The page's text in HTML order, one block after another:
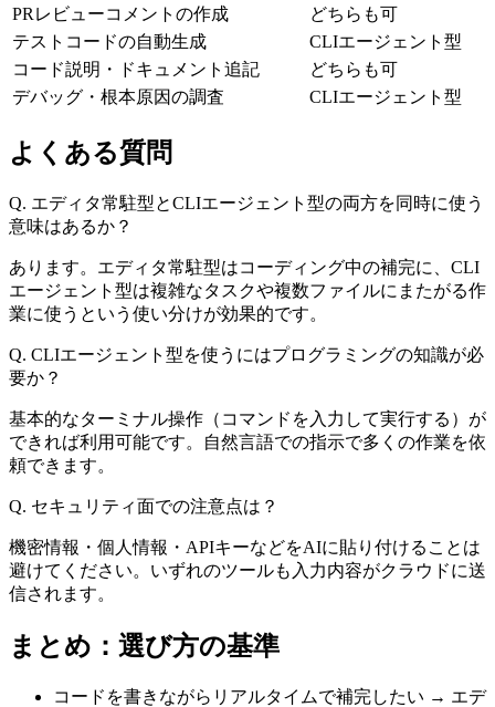
PRレビューコメントの作成
どちらも可
テストコードの自動生成
CLIエージェント型
コード説明・ドキュメント追記
どちらも可
デバッグ・根本原因の調査
CLIエージェント型
よくある質問
Q. エディタ常駐型とCLIエージェント型の両方を同時に使う
意味はあるか？
あります。エディタ常駐型はコーディング中の補完に、CLI
エージェント型は複雑なタスクや複数ファイルにまたがる作
業に使うという使い分けが効果的です。
Q. CLIエージェント型を使うにはプログラミングの知識が必
要か？
基本的なターミナル操作（コマンドを入力して実行する）が
できれば利用可能です。自然言語での指示で多くの作業を依
頼できます。
Q. セキュリティ面での注意点は？
機密情報・個人情報・APIキーなどをAIに貼り付けることは
避けてください。いずれのツールも入力内容がクラウドに送
信されます。
まとめ：選び方の基準
コードを書きながらリアルタイムで補完したい → エデ